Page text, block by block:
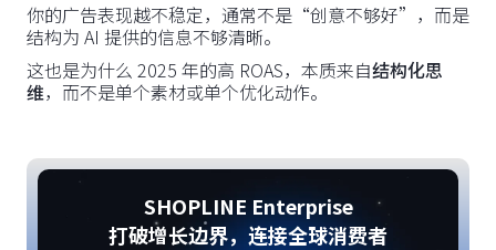
你的广告表现越不稳定，通常不是“创意不够好”，而是
结构为 AI 提供的信息不够清晰。
这也是为什么 2025 年的高 ROAS，本质来自结构化思
维，而不是单个素材或单个优化动作。
SHOPLINE Enterprise
打破增长边界，连接全球消费者